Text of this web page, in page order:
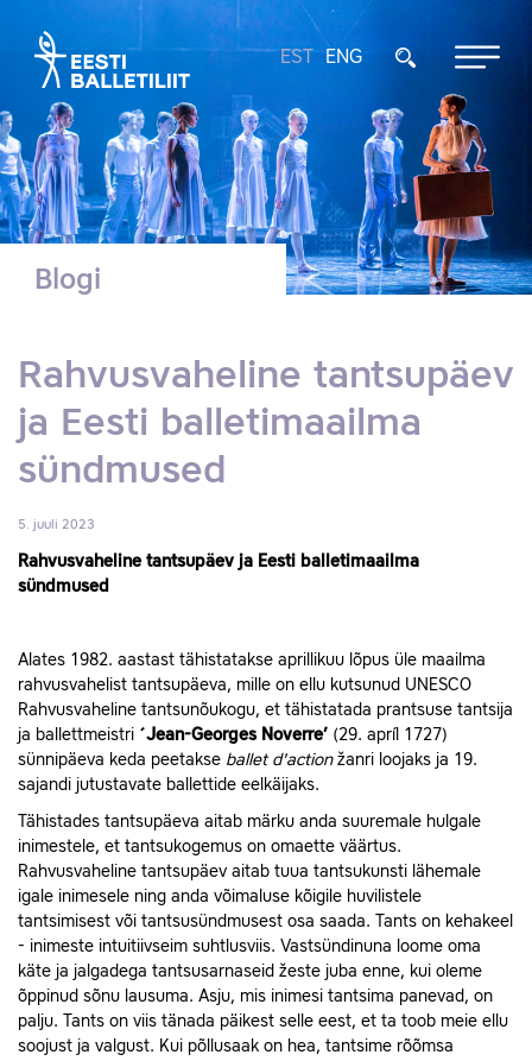
EST ENG
Blogi
Rahvusvaheline tantsupäev
ja Eesti balletimaailma
sündmused
5. juuli 2023
Rahvusvaheline tantsupäev ja Eesti balletimaailma
sündmused
Alates 1982. aastast tähistatakse aprillikuu lõpus üle maailma
rahvusvahelist tantsupäeva, mille on ellu kutsunud UNESCO
Rahvusvaheline tantsunõukogu, et tähistatada prantsuse tantsija
ja ballettmeistri ´Jean-Georges Noverre’ (29. apríl 1727)
sünnipäeva keda peetakse ballet d'actionžanri loojaks ja 19.
sajandi jutustavate ballettide eelkäijaks.
Tähistades tantsupäeva aitab märku anda suuremale hulgale
inimestele, et tantsukogemus on omaette väärtus.
Rahvusvaheline tantsupäev aitab tuua tantsukunsti lähemale
igale inimesele ning anda võimaluse kõigile huvilistele
tantsimisest või tantsusündmusest osa saada. Tants on kehakeel
- inimeste intuitiivseim suhtlusviis. Vastsündinuna loome oma
käte ja jalgadega tantsusarnaseid žeste juba enne, kui oleme
õppinud sõnu lausuma. Asju, mis inimesi tantsima panevad, on
palju. Tants on viis tänada päikest selle eest, et ta toob meie ellu
soojust ja valgust. Kui põllusaak on hea, tantsime rõõmsa